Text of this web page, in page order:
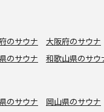
のサウナ
大阪府のサウナ
のサウナ 和歌山県のサウ
のサウナ
岡山県のサウナ